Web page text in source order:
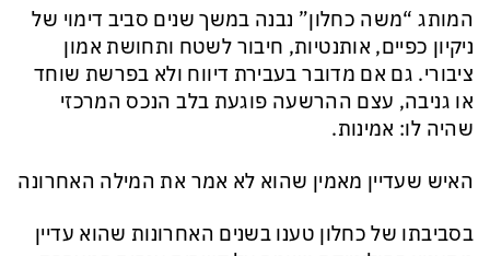
המותג “משה כחלון” נבנה במשך שנים סביב דימוי של
ניקיון כפיים, אותנטיות, חיבור לשטח ותחושת אמון
ציבורי. גם אם מדובר בעבירת דיווח ולא בפרשת שוחד
או גניבה, עצם ההרשעה פוגעת בלב הנכס המרכזי
שהיה לו: אמינות.
האיש שעדיין מאמין שהוא לא אמר את המילה האחרונה
בסביבתו של כחלון טענו בשנים האחרונות שהוא עדיין